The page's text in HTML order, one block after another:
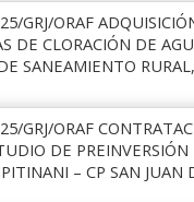
GRJ/ORAF
DE CLORACIÓN DE
SANEAMIENTO
GRJ/ORAF
DE
– CP SAN JUAN